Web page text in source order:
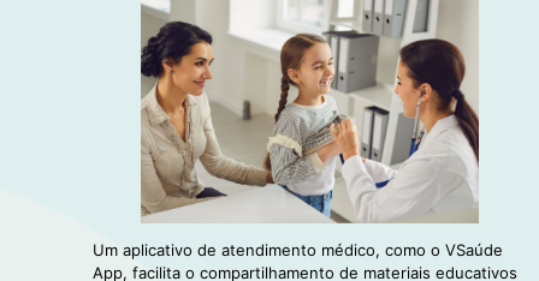
Um aplicativo de atendimento médico, como o VSaúde
App, facilita o compartilhamento de materiais educativos